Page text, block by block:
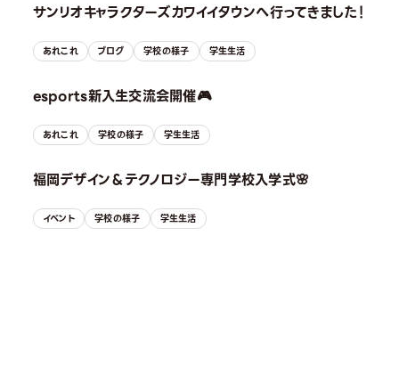
サンリオキャラクターズカワイイタウンへ行ってきました！
あれこれ ブログ 学校の様子 学生生活
esports新入生交流会開催🎮
あれこれ 学校の様子 学生生活
福岡デザイン＆テクノロジー専門学校入学式🌸
イベント 学校の様子 学生生活